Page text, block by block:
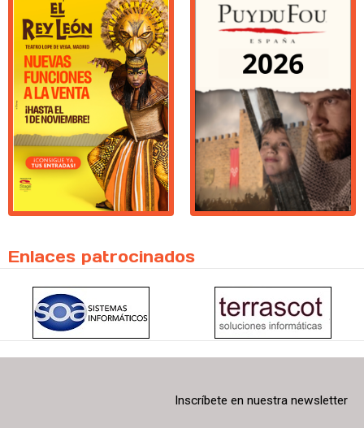
Enlaces patrocinados
Inscríbete en nuestra newsletter